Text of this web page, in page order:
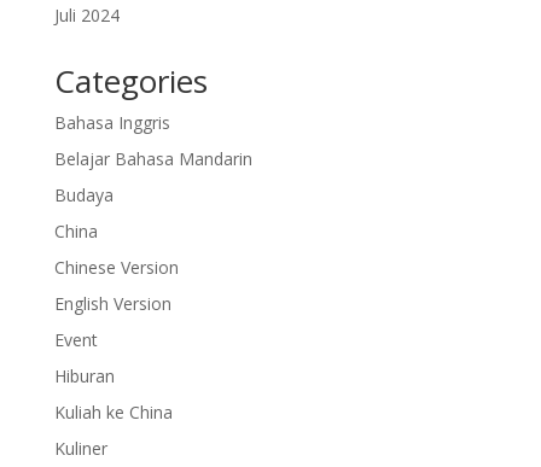
Juli 2024
Categories
Bahasa Inggris
Belajar Bahasa Mandarin
Budaya
China
Chinese Version
English Version
Event
Hiburan
Kuliah ke China
Kuliner